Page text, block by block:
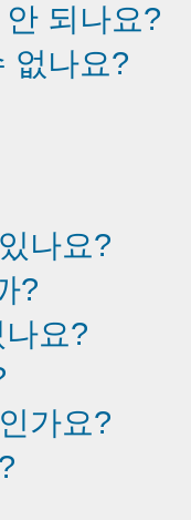
되나요?
없나요?
나요?
?
요?
가요?